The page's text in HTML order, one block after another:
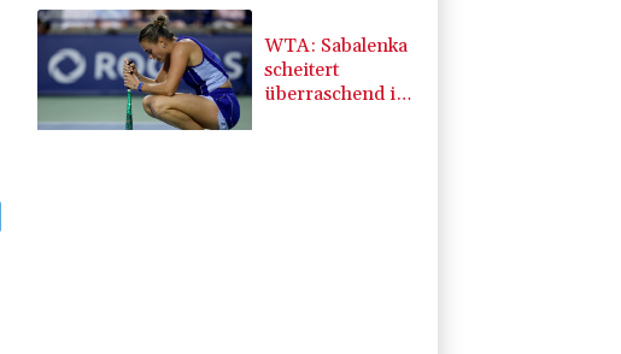
WTA: Sabalenka
scheitert
überraschend in